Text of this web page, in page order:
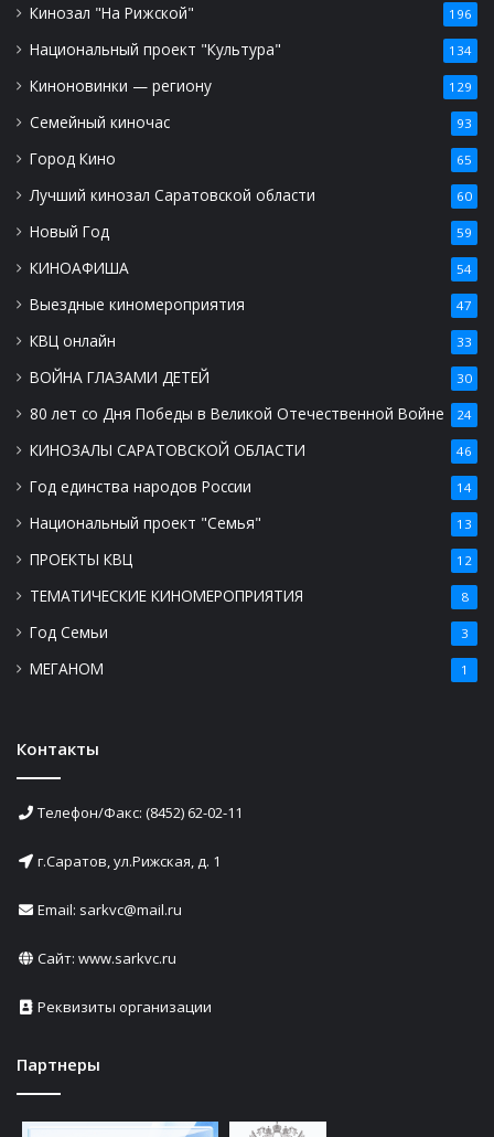
Кинозал "На Рижской" 196
Национальный проект "Культура" 134
Киноновинки — региону 129
Семейный киночас 93
Город Кино 65
Лучший кинозал Саратовской области 60
Новый Год 59
КИНОАФИША 54
Выездные киномероприятия 47
КВЦ онлайн 33
ВОЙНА ГЛАЗАМИ ДЕТЕЙ 30
80 лет со Дня Победы в Великой Отечественной Войне 24
КИНОЗАЛЫ САРАТОВСКОЙ ОБЛАСТИ 46
Год единства народов России 14
Национальный проект "Семья" 13
ПРОЕКТЫ КВЦ 12
ТЕМАТИЧЕСКИЕ КИНОМЕРОПРИЯТИЯ 8
Год Семьи 3
МЕГАНОМ 1
Контакты
Телефон/Факс: (8452) 62-02-11
г.Саратов, ул.Рижская, д. 1
Email: sarkvc@mail.ru
Сайт: www.sarkvc.ru
Реквизиты организации
Партнеры